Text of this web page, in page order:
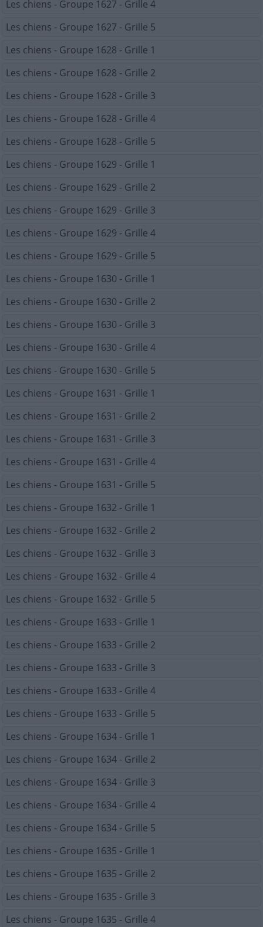
Les chiens - Groupe 1627 - Grille 4
Les chiens - Groupe 1627 - Grille 5
Les chiens - Groupe 1628 - Grille 1
Les chiens - Groupe 1628 - Grille 2
Les chiens - Groupe 1628 - Grille 3
Les chiens - Groupe 1628 - Grille 4
Les chiens - Groupe 1628 - Grille 5
Les chiens - Groupe 1629 - Grille 1
Les chiens - Groupe 1629 - Grille 2
Les chiens - Groupe 1629 - Grille 3
Les chiens - Groupe 1629 - Grille 4
Les chiens - Groupe 1629 - Grille 5
Les chiens - Groupe 1630 - Grille 1
Les chiens - Groupe 1630 - Grille 2
Les chiens - Groupe 1630 - Grille 3
Les chiens - Groupe 1630 - Grille 4
Les chiens - Groupe 1630 - Grille 5
Les chiens - Groupe 1631 - Grille 1
Les chiens - Groupe 1631 - Grille 2
Les chiens - Groupe 1631 - Grille 3
Les chiens - Groupe 1631 - Grille 4
Les chiens - Groupe 1631 - Grille 5
Les chiens - Groupe 1632 - Grille 1
Les chiens - Groupe 1632 - Grille 2
Les chiens - Groupe 1632 - Grille 3
Les chiens - Groupe 1632 - Grille 4
Les chiens - Groupe 1632 - Grille 5
Les chiens - Groupe 1633 - Grille 1
Les chiens - Groupe 1633 - Grille 2
Les chiens - Groupe 1633 - Grille 3
Les chiens - Groupe 1633 - Grille 4
Les chiens - Groupe 1633 - Grille 5
Les chiens - Groupe 1634 - Grille 1
Les chiens - Groupe 1634 - Grille 2
Les chiens - Groupe 1634 - Grille 3
Les chiens - Groupe 1634 - Grille 4
Les chiens - Groupe 1634 - Grille 5
Les chiens - Groupe 1635 - Grille 1
Les chiens - Groupe 1635 - Grille 2
Les chiens - Groupe 1635 - Grille 3
Les chiens - Groupe 1635 - Grille 4